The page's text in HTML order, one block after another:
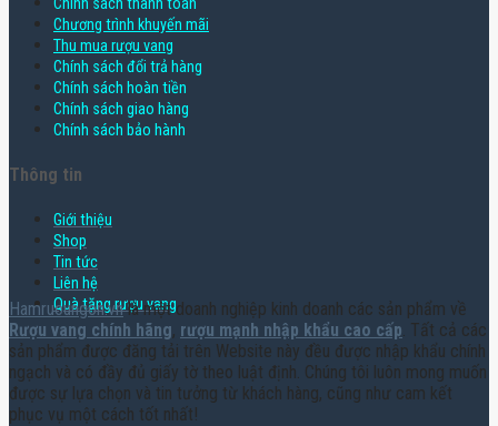
Chính sách thanh toán
Chương trình khuyến mãi
Thu mua rượu vang
Chính sách đổi trả hàng
Chính sách hoàn tiền
Chính sách giao hàng
Chính sách bảo hành
Thông tin
Giới thiệu
Shop
Tin tức
Liên hệ
Quà tặng rượu vang
Hamruoungon.vnlà một doanh nghiệp kinh doanh các sản phẩm về
Rượu vang chính hãng, rượu mạnh nhập khẩu cao cấp. Tất cả các
sản phẩm được đăng tải trên Website này đều được nhập khẩu chính
ngạch và có đầy đủ giấy tờ theo luật định. Chúng tôi luôn mong muốn
được sự lựa chọn và tin tưởng từ khách hàng, cũng như cam kết
phục vụ một cách tốt nhất!